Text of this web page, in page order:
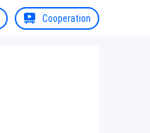
Cooperation